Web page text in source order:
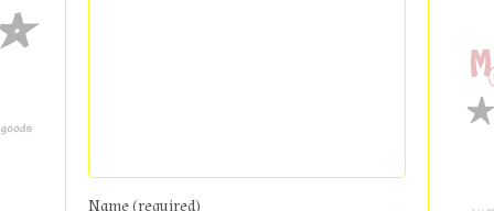
Name (required)